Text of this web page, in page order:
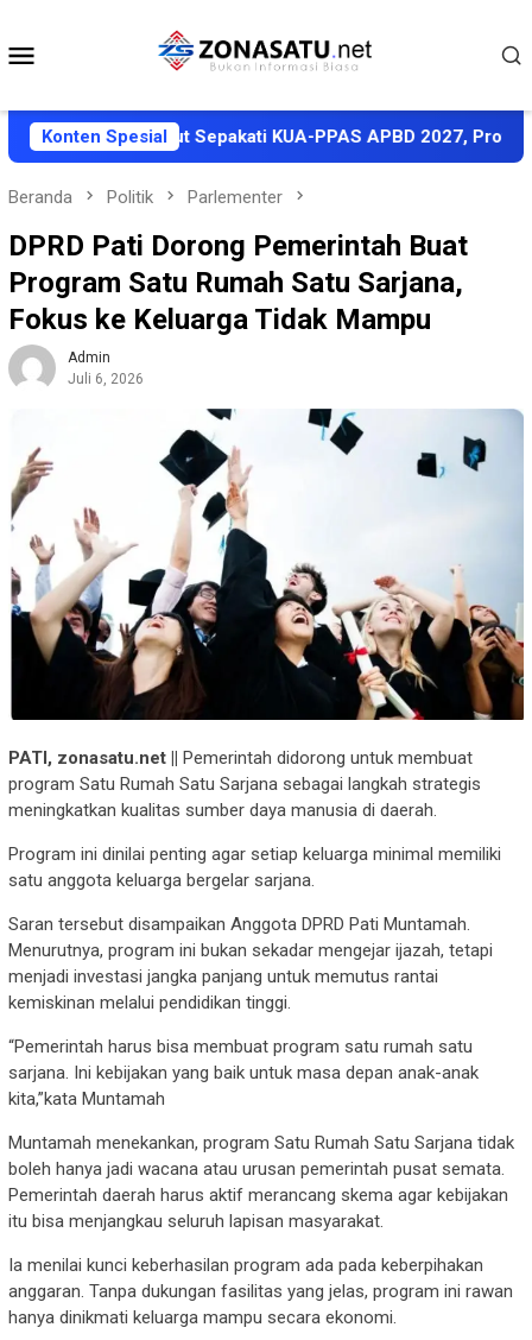
konten
Konten Spesial
Pemkab Halut Sepakati KUA-PPAS APBD 2027, Proyeksi
Beranda Politik Parlementer
DPRD Pati Dorong Pemerintah Buat
Program Satu Rumah Satu Sarjana,
Fokus ke Keluarga Tidak Mampu
Admin
Juli 6, 2026
PATI, zonasatu.net || Pemerintah didorong untuk membuat
program Satu Rumah Satu Sarjana sebagai langkah strategis
meningkatkan kualitas sumber daya manusia di daerah.
Program ini dinilai penting agar setiap keluarga minimal memiliki
satu anggota keluarga bergelar sarjana.
Saran tersebut disampaikan Anggota DPRD Pati Muntamah.
Menurutnya, program ini bukan sekadar mengejar ijazah, tetapi
menjadi investasi jangka panjang untuk memutus rantai
kemiskinan melalui pendidikan tinggi.
“Pemerintah harus bisa membuat program satu rumah satu
sarjana. Ini kebijakan yang baik untuk masa depan anak-anak
kita,”kata Muntamah
Muntamah menekankan, program Satu Rumah Satu Sarjana tidak
boleh hanya jadi wacana atau urusan pemerintah pusat semata.
Pemerintah daerah harus aktif merancang skema agar kebijakan
itu bisa menjangkau seluruh lapisan masyarakat.
Ia menilai kunci keberhasilan program ada pada keberpihakan
anggaran. Tanpa dukungan fasilitas yang jelas, program ini rawan
hanya dinikmati keluarga mampu secara ekonomi.